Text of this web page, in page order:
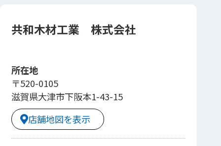
共和木材工業 株式会社
所在地
〒520-0105
滋賀県大津市下阪本1-43-15
店舗地図を表示